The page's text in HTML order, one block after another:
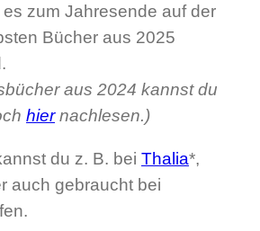
zum Jahresende auf der
Bücher aus 2025
aus 2024 kannst du
hiernachlesen.)
du z. B. bei Thalia*,
auch gebraucht bei